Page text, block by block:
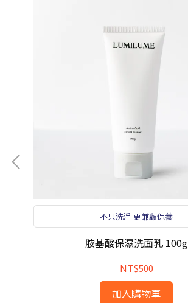
不只洗淨 更兼顧保養
胺基酸保濕洗面乳 100g
NT$500
加入購物車